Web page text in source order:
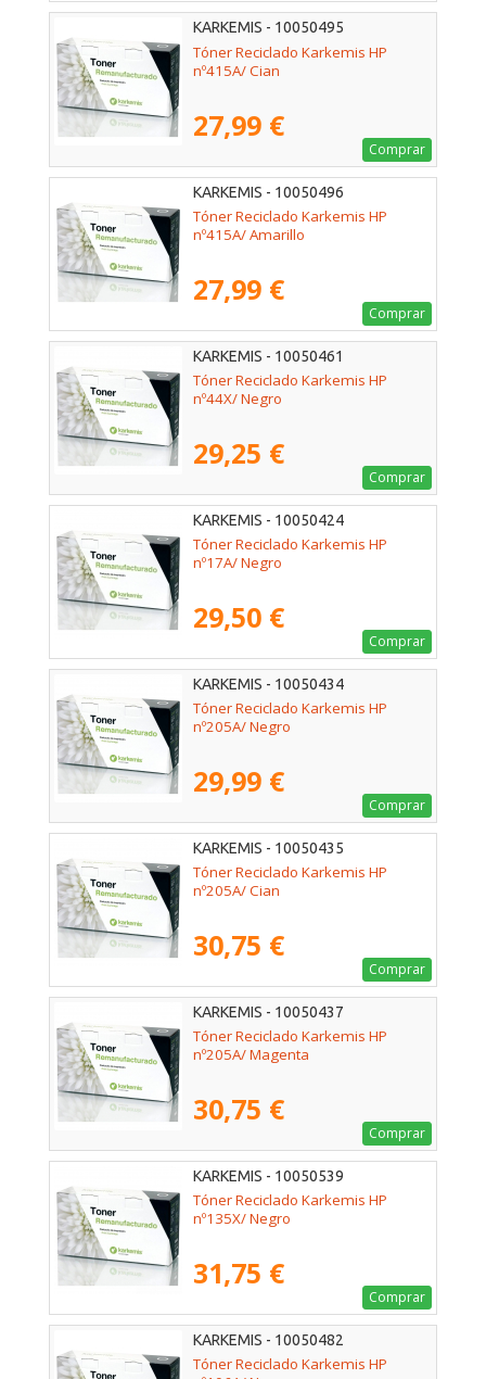
KARKEMIS - 10050495
Tóner Reciclado Karkemis HP
nº415A/ Cian
27,99 €
Comprar
KARKEMIS - 10050496
Tóner Reciclado Karkemis HP
nº415A/ Amarillo
27,99 €
Comprar
KARKEMIS - 10050461
Tóner Reciclado Karkemis HP
nº44X/ Negro
29,25 €
Comprar
KARKEMIS - 10050424
Tóner Reciclado Karkemis HP
nº17A/ Negro
29,50 €
Comprar
KARKEMIS - 10050434
Tóner Reciclado Karkemis HP
nº205A/ Negro
29,99 €
Comprar
KARKEMIS - 10050435
Tóner Reciclado Karkemis HP
nº205A/ Cian
30,75 €
Comprar
KARKEMIS - 10050437
Tóner Reciclado Karkemis HP
nº205A/ Magenta
30,75 €
Comprar
KARKEMIS - 10050539
Tóner Reciclado Karkemis HP
nº135X/ Negro
31,75 €
Comprar
KARKEMIS - 10050482
Tóner Reciclado Karkemis HP